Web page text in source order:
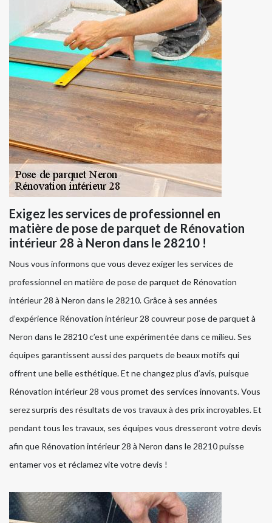
Exigez les services de professionnel en
matière de pose de parquet de Rénovation
intérieur 28 à Neron dans le 28210 !
Nous vous informons que vous devez exiger les services de
professionnel en matière de pose de parquet de Rénovation
intérieur 28 à Neron dans le 28210. Grâce à ses années
d’expérience Rénovation intérieur 28 couvreur pose de parquet à
Neron dans le 28210 c’est une expérimentée dans ce milieu. Ses
équipes garantissent aussi des parquets de beaux motifs qui
offrent une belle esthétique. Et ne changez plus d’avis, puisque
Rénovation intérieur 28 vous promet des services innovants. Vous
serez surpris des résultats de vos travaux à des prix incroyables. Et
pendant tous les travaux, ses équipes vous dresseront votre devis
afin que Rénovation intérieur 28 à Neron dans le 28210 puisse
entamer vos et réclamez vite votre devis !